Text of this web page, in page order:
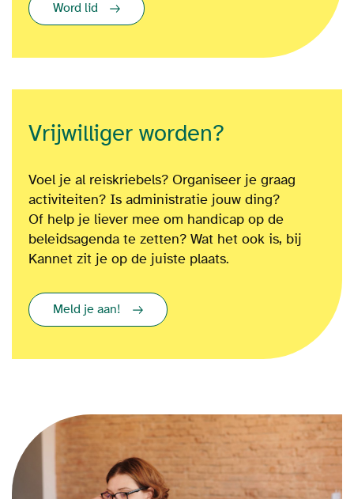
Word lid
Vrijwilliger worden?
Voel je al reiskriebels? Organiseer je graag
activiteiten? Is administratie jouw ding?
Of help je liever mee om handicap op de
beleidsagenda te zetten? Wat het ook is, bij
Kannet zit je op de juiste plaats.
Meld je aan!